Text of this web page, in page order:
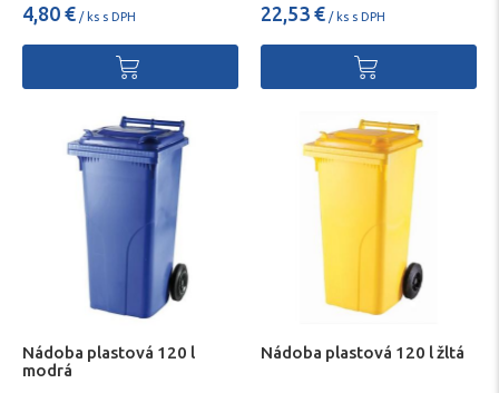
4,80 € / ks s DPH 22,53 € / ks s DPH
Nádoba plastová 120 l
modrá
Nádoba plastová 120 l žltá